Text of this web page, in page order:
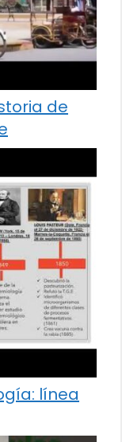
de
línea